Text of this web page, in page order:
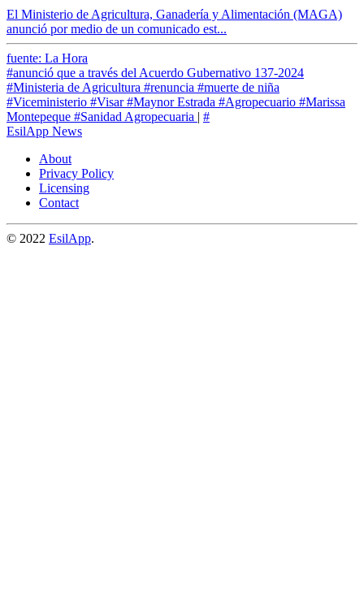
El Ministerio de Agricultura, Ganadería y Alimentación (MAGA)
anunció por medio de un comunicado est...
fuente: La Hora
#anunció que a través del Acuerdo Gubernativo 137-2024
#Ministeria de Agricultura #renuncia #muerte de niña
#Viceministerio #Visar #Maynor Estrada #Agropecuario #Marissa
Montepeque #Sanidad Agropecuaria | #
EsilApp News
About
Privacy Policy
Licensing
Contact
© 2022 EsilApp.